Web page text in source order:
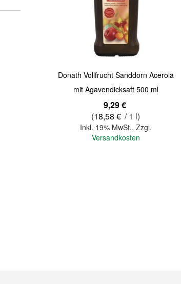
Donath Vollfrucht Sanddorn Acerola
mit Agavendicksaft 500 ml
9,29 €
(18,58 € / 1 l)
Inkl. 19% MwSt., Zzgl.
Versandkosten